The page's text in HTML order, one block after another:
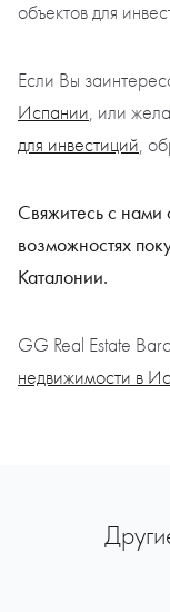
объектов для
Если Вы
Испании, или
для инвестиций,
Свяжитесь с нами
возможностях
Каталонии.
GG Real Estate
недвижимости в